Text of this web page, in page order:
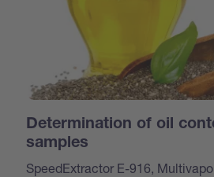
Determination of oil
samples
SpeedExtractor E-916,